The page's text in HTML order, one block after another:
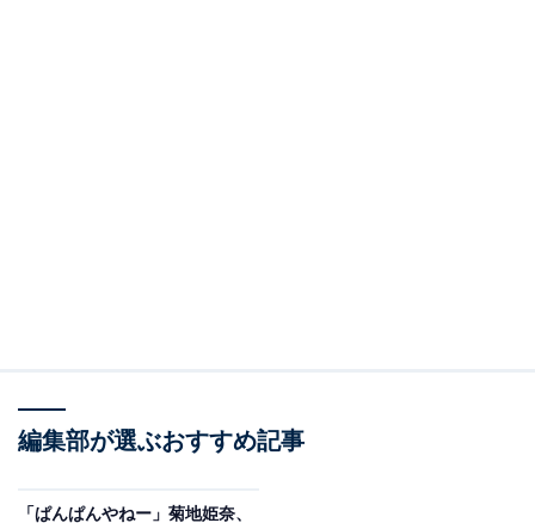
編集部が選ぶおすすめ記事
「ぱんぱんやねー」菊地姫奈、